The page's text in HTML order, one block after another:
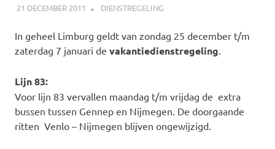
21 DECEMBER 2011 SPOORZOEKER
DIENSTREGELING
In geheel Limburg geldt van zondag 25 december t/m
zaterdag 7 januari de vakantiedienstregeling.
Lijn 83:
Voor lijn 83 vervallen maandag t/m vrijdag de extra
bussen tussen Gennep en Nijmegen. De doorgaande
ritten Venlo – Nijmegen blijven ongewijzigd.